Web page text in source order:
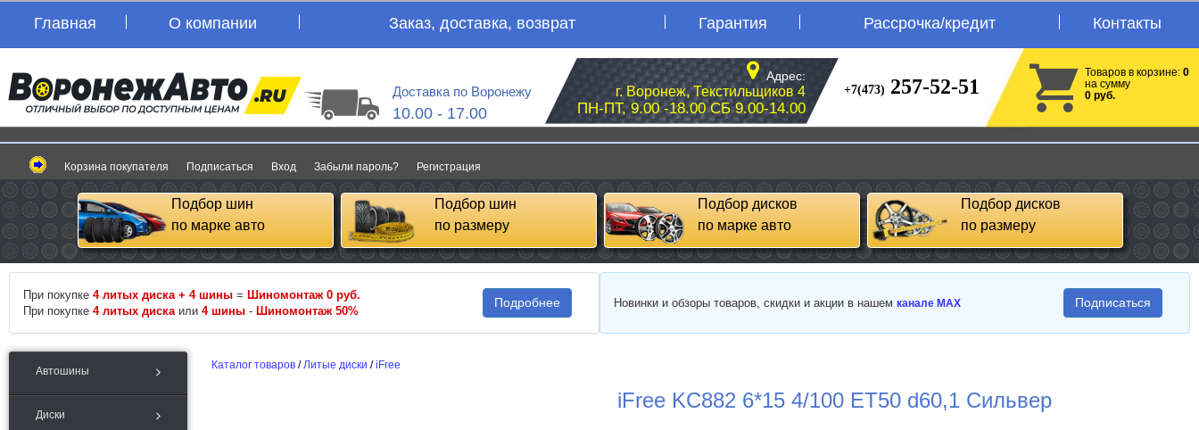
Главная О компании Заказ, доставка, возврат Гарантия Рассрочка/кредит Контакты
Доставка по Воронежу
10.00 - 17.00
Адрес:
г. Воронеж, Текстильщиков 4
ПН-ПТ, 9.00 -18.00 СБ 9.00-14.00
+7(473) 257-52-51
Товаров в корзине: 0
на сумму
0 руб.
Корзина покупателя Подписаться Вход Забыли пароль? Регистрация
Подбор шин
по марке авто
Подбор шин
по размеру
Подбор дисков
по марке авто
Подбор дисков
по размеру
При покупке 4 литых диска + 4 шины = Шиномонтаж 0 руб.
При покупке 4 литых диска или 4 шины - Шиномонтаж 50%
Подробнее Новинки и обзоры товаров, скидки и акции в нашем канале MAX Подписаться
Автошины
Диски
Каталог товаров /Литые диски /iFree
iFree KC882 6*15 4/100 ET50 d60,1 Сильвер